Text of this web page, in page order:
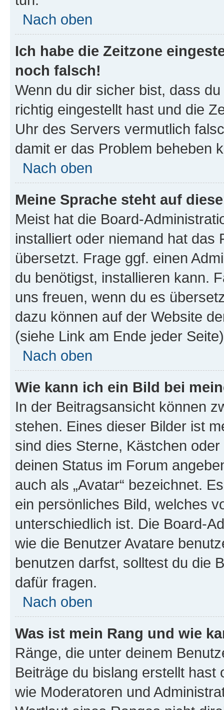
Nach oben
Ich habe die Zeitzone
noch falsch!
Wenn du dir sicher bist, dass
richtig eingestellt hast und die
Uhr des Servers vermutlich
damit er das Problem beheben
Nach oben
Meine Sprache steht auf
Meist hat die Board-
installiert oder niemand hat das
übersetzt. Frage ggf. einen
du benötigst, installieren kann.
uns freuen, wenn du es
dazu können auf der Website
(siehe Link am Ende jeder
Nach oben
Wie kann ich ein Bild bei
In der Beitragsansicht können
stehen. Eines dieser Bilder ist
sind dies Sterne, Kästchen
deinen Status im Forum
auch als „Avatar“ bezeichnet.
ein persönliches Bild, welches
unterschiedlich ist. Die Board-
wie die Benutzer Avatare
benutzen darfst, solltest du die
dafür fragen.
Nach oben
Was ist mein Rang und wie
Ränge, die unter deinem
Beiträge du bislang erstellt
wie Moderatoren und